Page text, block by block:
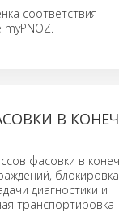
соответствия
В
фасовки в
блокировка
диагностики и
транспортировка